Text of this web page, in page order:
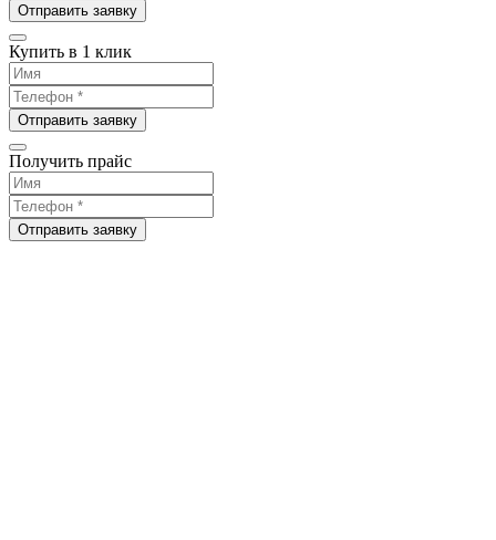
Отправить заявку
Купить в 1 клик
Отправить заявку
Получить прайс
Отправить заявку